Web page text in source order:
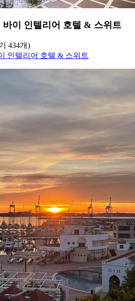
바이 인텔리어 호텔 & 스위트
434개)
인텔리어 호텔 & 스위트